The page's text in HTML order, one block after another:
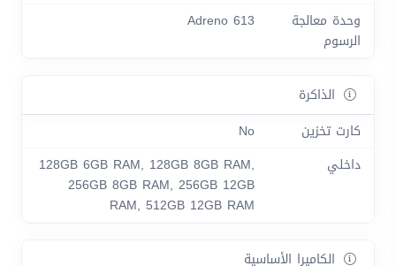
وحدة معالجة
الرسوم
Adreno 613
الذاكرة
كارت تخزين
No
داخلي
128GB 6GB RAM, 128GB 8GB RAM,
256GB 8GB RAM, 256GB 12GB
RAM, 512GB 12GB RAM
الكاميرا الأساسية